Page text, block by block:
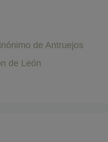
de Antruejos
de León